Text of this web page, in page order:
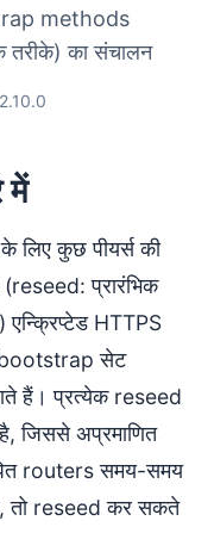
methods
तरीके) का संचालन
में
लिए कुछ पीयर्स की
प्रारंभिक
एन्क्रिप्टेड HTTPS
bootstrap सेट
हैं। प्रत्येक reseed
है, जिससे अप्रमाणित
routers समय-समय
तो reseed कर सकते